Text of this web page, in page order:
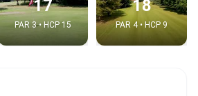
17
PAR 3 • HCP 15
18
PAR 4 • HCP 9